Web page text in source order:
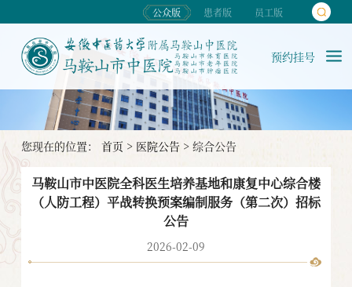
公众版 患者版 员工版
预约挂号
您现在的位置： 首页 > 医院公告> 综合公告
马鞍山市中医院全科医生培养基地和康复中心综合楼
（人防工程）平战转换预案编制服务（第二次）招标
公告
2026-02-09